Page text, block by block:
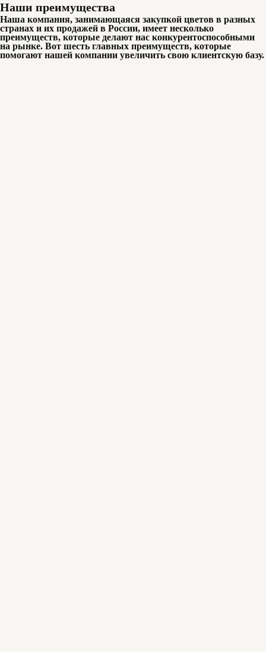
Наши преимущества
Наша компания, занимающаяся закупкой цветов в разных
странах и их продажей в России, имеет несколько
преимуществ, которые делают нас конкурентоспособными
на рынке. Вот шесть главных преимуществ, которые
помогают нашей компании увеличить свою клиентскую базу.